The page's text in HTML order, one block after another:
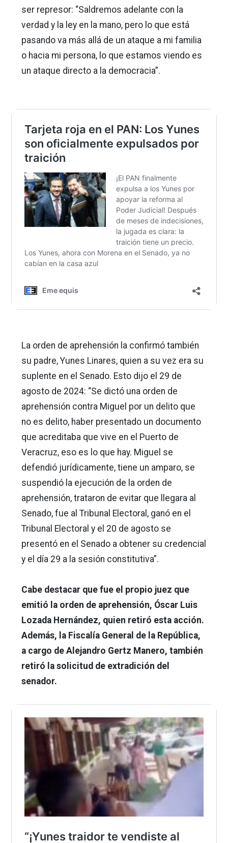
ser represor: “Saldremos adelante con la
verdad y la ley en la mano, pero lo que está
pasando va más allá de un ataque a mi familia
o hacia mi persona, lo que estamos viendo es
un ataque directo a la democracia”.
La orden de aprehensión la confirmó también
su padre, Yunes Linares, quien a su vez era su
suplente en el Senado. Esto dijo el 29 de
agosto de 2024: “Se dictó una orden de
aprehensión contra Miguel por un delito que
no es delito, haber presentado un documento
que acreditaba que vive en el Puerto de
Veracruz, eso es lo que hay. Miguel se
defendió jurídicamente, tiene un amparo, se
suspendió la ejecución de la orden de
aprehensión, trataron de evitar que llegara al
Senado, fue al Tribunal Electoral, ganó en el
Tribunal Electoral y el 20 de agosto se
presentó en el Senado a obtener su credencial
y el día 29 a la sesión constitutiva”.
Cabe destacar que fue el propio juez que
emitió la orden de aprehensión, Óscar Luis
Lozada Hernández, quien retiró esta acción.
Además, la Fiscalía General de la República,
a cargo de Alejandro Gertz Manero, también
retiró la solicitud de extradición del
senador.